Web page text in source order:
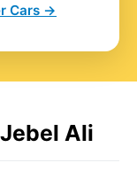
Cars →
Ali